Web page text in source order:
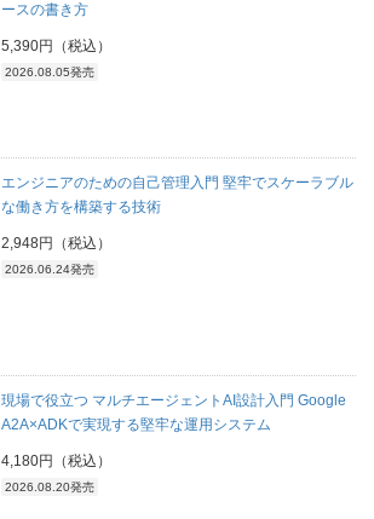
ースの書き方
5,390円（税込）
2026.08.05発売
エンジニアのための自己管理入門 堅牢でスケーラブル
な働き方を構築する技術
2,948円（税込）
2026.06.24発売
現場で役立つ マルチエージェントAI設計入門 Google
A2A×ADKで実現する堅牢な運用システム
4,180円（税込）
2026.08.20発売